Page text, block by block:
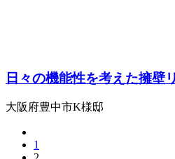
日々の機能性を考えた擁壁
大阪府豊中市K様邸
1